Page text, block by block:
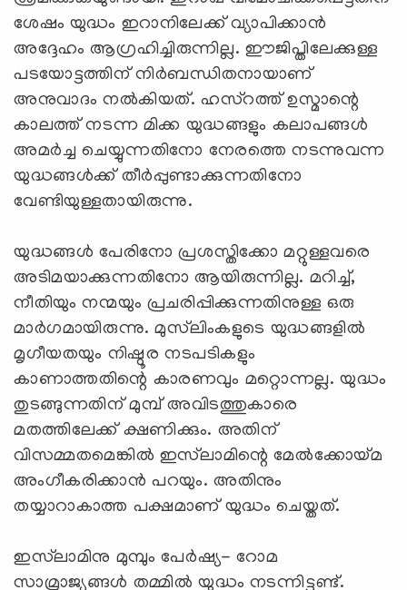
ശേഷം യുദ്ധം ഇറാനിലേക്ക് വ്യാപിക്കാന്‍
അദ്ദേഹം ആഗ്രഹിച്ചിരുന്നില്ല. ഈജിപ്തിലേക്കുള്ള
പടയോട്ടത്തിന് നിര്‍ബന്ധിതനായാണ്
അനുവാദം നല്‍കിയത്. ഹസ്റത്ത് ഉസ്മാന്റെ
കാലത്ത് നടന്ന മിക്ക യുദ്ധങ്ങളും കലാപങ്ങള്‍
അമര്‍ച്ച ചെയ്യുന്നതിനോ നേരത്തെ നടന്നുവന്ന
യുദ്ധങ്ങള്‍ക്ക് തീര്‍പ്പുണ്ടാക്കുന്നതിനോ
വേണ്ടിയുള്ളതായിരുന്നു.
യുദ്ധങ്ങള്‍ പേരിനോ പ്രശസ്തിക്കോ മറ്റുള്ളവരെ
അടിമയാക്കുന്നതിനോ ആയിരുന്നില്ല. മറിച്ച്,
നീതിയും നന്മയും പ്രചരിപ്പിക്കുന്നതിനുള്ള ഒരു
മാര്‍ഗമായിരുന്നു. മുസ്‌ലിംകളുടെ യുദ്ധങ്ങളില്‍
മൃഗീയതയും നിഷ്ഠൂര നടപടികളും
കാണാത്തതിന്റെ കാരണവും മറ്റൊന്നല്ല. യുദ്ധം
തുടങ്ങുന്നതിന് മുമ്പ് അവിടത്തുകാരെ
മതത്തിലേക്ക് ക്ഷണിക്കും. അതിന്
വിസമ്മതമെങ്കില്‍ ഇസ്‌ലാമിന്റെ മേല്‍ക്കോയ്മ
അംഗീകരിക്കാന്‍ പറയും. അതിനും
തയ്യാറാകാത്ത പക്ഷമാണ് യുദ്ധം ചെയ്തത്.
ഇസ്‌ലാമിനു മുമ്പും പേര്‍ഷ്യ- റോമ
സാമ്രാജ്യങ്ങള്‍ തമ്മില്‍ യുദ്ധം നടന്നിട്ടുണ്ട്.